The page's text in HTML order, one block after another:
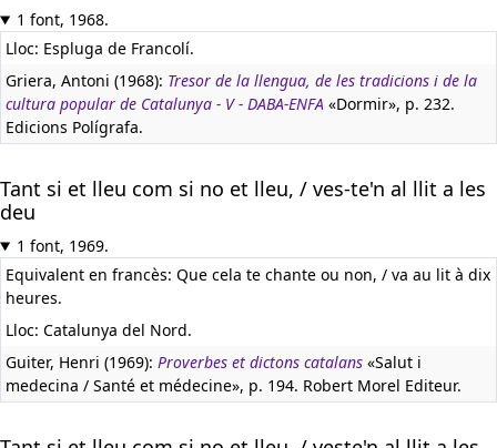
1 font, 1968.
Lloc: Espluga de Francolí.
Griera, Antoni (1968): Tresor de la llengua, de les tradicions i de la
cultura popular de Catalunya - V - DABA-ENFA «Dormir», p. 232.
Edicions Polígrafa.
Tant si et lleu com si no et lleu, / ves-te'n al llit a les
deu
1 font, 1969.
Equivalent en francès: Que cela te chante ou non, / va au lit à dix
heures.
Lloc: Catalunya del Nord.
Guiter, Henri (1969): Proverbes et dictons catalans «Salut i
medecina / Santé et médecine», p. 194. Robert Morel Editeur.